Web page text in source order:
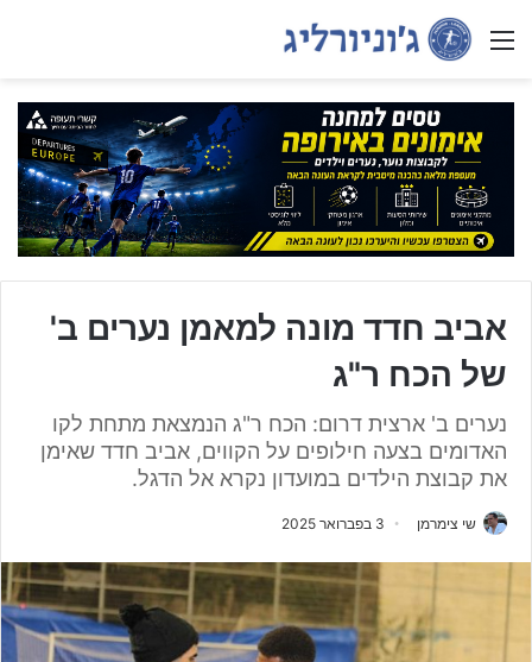
Menu
אביב חדד מונה למאמן נערים ב'
של הכח ר"ג
נערים ב' ארצית דרום: הכח ר"ג הנמצאת מתחת לקו
האדומים בצעה חילופים על הקווים, אביב חדד שאימן
את קבוצת הילדים במועדון נקרא אל הדגל.
שי צימרמן 3 בפברואר 2025